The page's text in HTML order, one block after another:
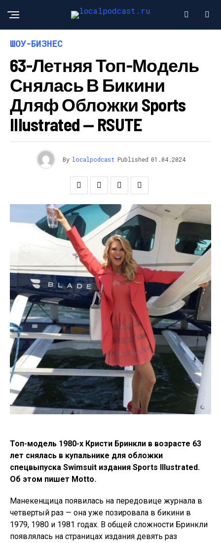
ШОУ-БИЗНЕС
63-Летняя Топ-Модель
Снялась В Бикини
Дляф Обложки Sports
Illustrated — RSUTE
By localpodcast Published 01.04.2024
Топ-модель 1980-х Кристи Бринкли в возрасте 63
лет снялась в купальнике для обложки
спецвыпуска Swimsuit издания Sports Illustrated.
Об этом пишет Motto.
Манекенщица появилась на передовице журнала в
четвертый раз — она уже позировала в бикини в
1979, 1980 и 1981 годах. В общей сложности Бринкли
появлялась на страницах издания девять раз